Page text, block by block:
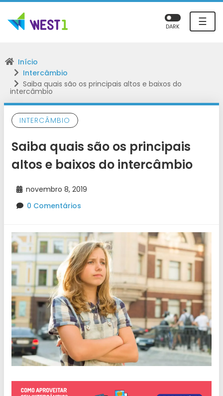
☰
DARK
Início
Intercâmbio
Saiba quais são os principais altos e baixos do
intercâmbio
INTERCÂMBIO
Saiba quais são os principais
altos e baixos do intercâmbio
novembro 8, 2019
0 Comentários